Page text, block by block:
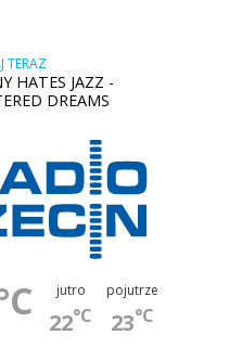
TERAZ
HATES JAZZ -
DREAMS
jutro
22°C
pojutrze
23°C